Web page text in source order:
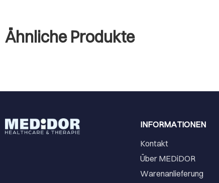
Ähnliche Produkte
INFORMATIONEN
Kontakt
Über MEDiDOR
Warenanlieferung